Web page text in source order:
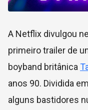
A Netflix divulgou
primeiro trailer de
boyband britânica
anos 90. Dividida
alguns bastidores